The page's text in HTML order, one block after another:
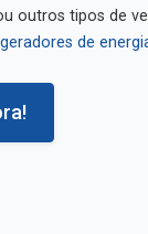
outros tipos de
geradores de